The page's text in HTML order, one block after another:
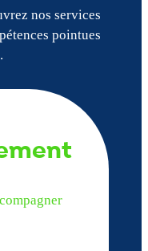
nos services
pointues